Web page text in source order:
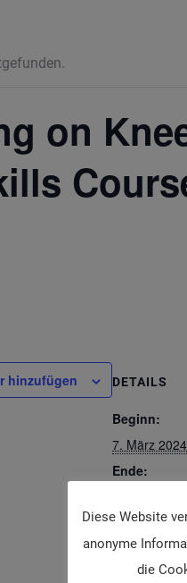
on
hinzufügen DETAILS
Beginn:
7. März 2024
Ende:
Website:
https://
focus-
Diese Website
anonyme
die